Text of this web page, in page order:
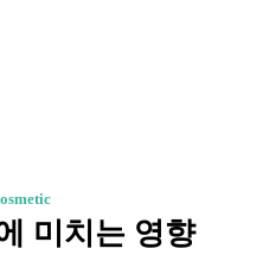
미치는 영향